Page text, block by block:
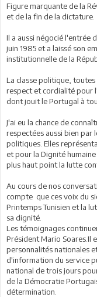
Figure marquante de la
et de la fin de la dictature.
Il a aussi négocié l'entrée
juin 1985 et a laissé son
institutionnelle de la
La classe politique,
respect et cordialité pour
dont jouit le Portugal à
J'ai eu la chance de
respectées aussi bien par
politiques. Elles
et pour la Dignité
plus haut point la lutte
Au cours de nos
compte que ces voix du
Printemps Tunisien et la
sa dignité.
Les témoignages
Président Mario Soares.Il
personnalités nationales
d'information du service
national de trois jours
de la Démocratie
détermination.